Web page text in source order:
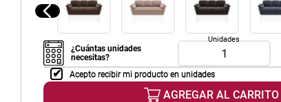
¿Cuántas unidades
necesitas?
Unidades
Acepto recibir mi producto en unidades
AGREGAR AL CARRITO